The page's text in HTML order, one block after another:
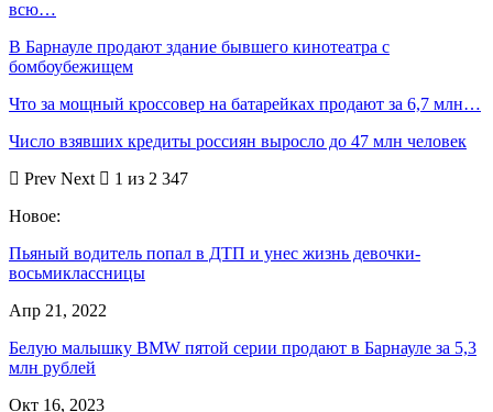
всю…
В Барнауле продают здание бывшего кинотеатра с
бомбоубежищем
Что за мощный кроссовер на батарейках продают за 6,7 млн…
Число взявших кредиты россиян выросло до 47 млн человек
Prev Next
1 из 2 347
Новое:
Пьяный водитель попал в ДТП и унес жизнь девочки-
восьмиклассницы
Апр 21, 2022
Белую малышку BMW пятой серии продают в Барнауле за 5,3
млн рублей
Окт 16, 2023